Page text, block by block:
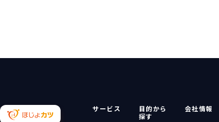
サービス
目的から
探す
会社情報